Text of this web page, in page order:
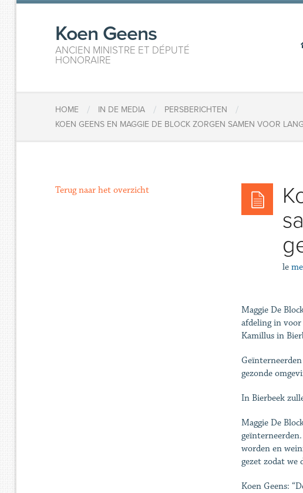
Koen Geens
ANCIEN MINISTRE ET DÉPUTÉ
HONORAIRE
HOME / IN DE MEDIA / PERSBERICHTEN /
KOEN GEENS EN MAGGIE DE BLOCK ZORGEN SAMEN VOOR
le
Maggie De
afdeling in
Kamillus in
gezonde
In Bierbeek
Maggie De
worden en
gezet zodat we
Koen Geens:
Terug naar het overzicht